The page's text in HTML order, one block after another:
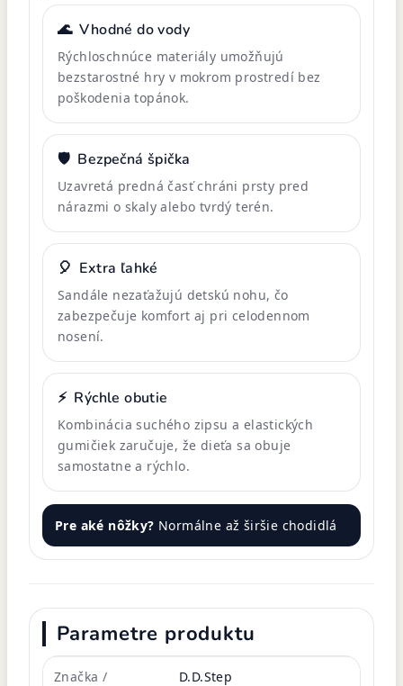
🌊 Vhodné do vody
Rýchloschnúce materiály umožňujú
bezstarostné hry v mokrom prostredí bez
poškodenia topánok.
🛡️ Bezpečná špička
Uzavretá predná časť chráni prsty pred
nárazmi o skaly alebo tvrdý terén.
🎈 Extra ľahké
Sandále nezaťažujú detskú nohu, čo
zabezpečuje komfort aj pri celodennom
nosení.
⚡ Rýchle obutie
Kombinácia suchého zipsu a elastických
gumičiek zaručuje, že dieťa sa obuje
samostatne a rýchlo.
Pre aké nôžky? Normálne až širšie chodidlá
Parametre produktu
Značka /
D.D.Step